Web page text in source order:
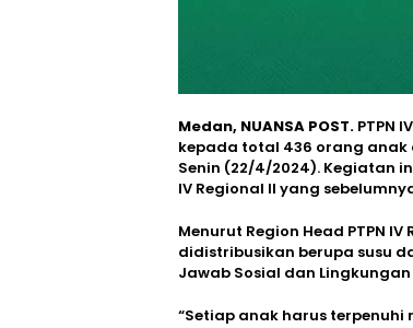
Medan, NUANSA POST. PTPN
kepada total 436 orang anak
Senin (22/4/2024). Kegiatan
IV Regional II yang
Menurut Region Head PTPN
didistribusikan berupa susu
Jawab Sosial dan Lingkungan
“Setiap anak harus